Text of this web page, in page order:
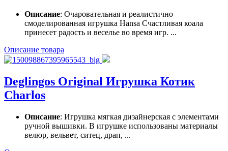
Описание: Очаровательная и реалистично
смоделированная игрушка Hansa Счастливая коала
принесет радость и веселье во время игр. ...
Описание товара
Deglingos Original Игрушка Котик
Charlos
Описание: Игрушка мягкая дизайнерская с элементами
ручной вышивки. В игрушке использованы материалы
велюр, вельвет, ситец, драп, ...